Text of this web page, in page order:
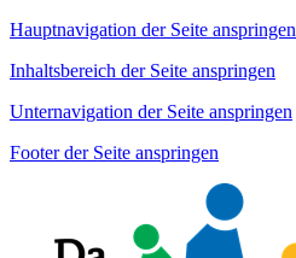
Hauptnavigation der Seite anspringen
Inhaltsbereich der Seite anspringen
Unternavigation der Seite anspringen
Footer der Seite anspringen